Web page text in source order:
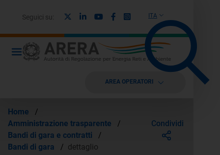
ITA
Seguici su: LinkedinYoutubeFacebook
Instagram
AREA OPERATORI
Home
/
Amministrazione trasparente
/
Bandi di gara e contratti
/
Bandi di gara
/ dettaglio
Condividi